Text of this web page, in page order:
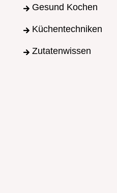
Gesund Kochen
Küchentechniken
Zutatenwissen